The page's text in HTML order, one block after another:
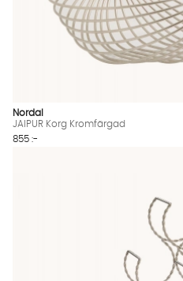
Nordal
JAIPUR Korg Kromfärgad
855 :-